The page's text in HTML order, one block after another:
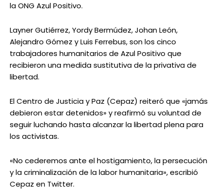
la ONG Azul Positivo.
Layner Gutiérrez, Yordy Bermúdez, Johan León,
Alejandro Gómez y Luis Ferrebus, son los cinco
trabajadores humanitarios de Azul Positivo que
recibieron una medida sustitutiva de la privativa de
libertad.
El Centro de Justicia y Paz (Cepaz) reiteró que «jamás
debieron estar detenidos» y reafirmó su voluntad de
seguir luchando hasta alcanzar la libertad plena para
los activistas.
«No cederemos ante el hostigamiento, la persecución
y la criminalización de la labor humanitaria», escribió
Cepaz en Twitter.